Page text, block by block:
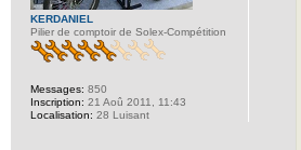
KERDANIEL
Pilier de comptoir de Solex-Compétition
Messages: 850
Inscription: 21 Aoû 2011, 11:43
Localisation: 28 Luisant